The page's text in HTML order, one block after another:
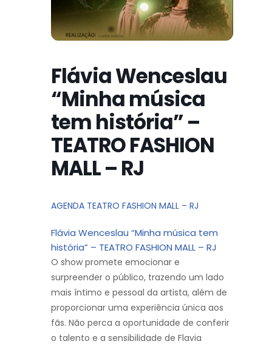
Flávia Wenceslau
“Minha música
tem história” –
TEATRO FASHION
MALL – RJ
AGENDA TEATRO FASHION MALL – RJ
Flávia Wenceslau “Minha música tem
história” – TEATRO FASHION MALL – RJ
O show promete emocionar e
surpreender o público, trazendo um lado
mais íntimo e pessoal da artista, além de
proporcionar uma experiência única aos
fãs. Não perca a oportunidade de conferir
o talento e a sensibilidade de Flavia